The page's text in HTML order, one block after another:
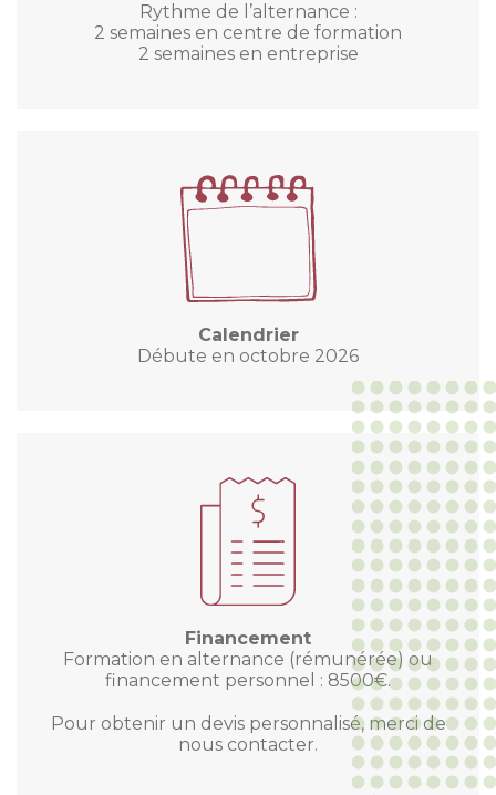
Rythme de l’alternance :
2 semaines en centre de formation
2 semaines en entreprise
Calendrier
Débute en octobre 2026
Financement
Formation en alternance (rémunérée) ou
financement personnel : 8500€.
Pour obtenir un devis personnalisé, merci de
nous contacter.